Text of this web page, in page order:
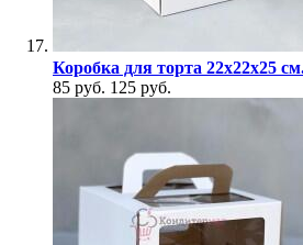
Коробка для торта 22х22х25
85 руб. 125 руб.